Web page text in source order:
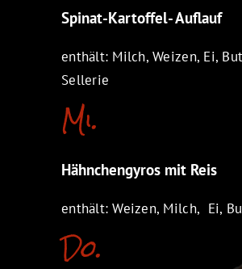
Spinat-Kartoffel- Auflauf
enthält: Milch, Weizen, Ei,
Sellerie
Mi.
Hähnchengyros mit Reis
enthält: Weizen, Milch, Ei,
Do.